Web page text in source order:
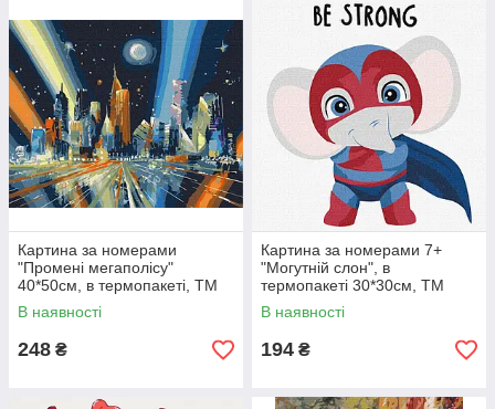
Картина за номерами
"Промені мегаполісу"
40*50см, в термопакеті, ТМ
Ідейка, Україна
В наявності
248 ₴
Картина за номерами 7+
"Могутній слон", в
термопакеті 30*30см, ТМ
Ідейка, Україна
В наявності
194 ₴